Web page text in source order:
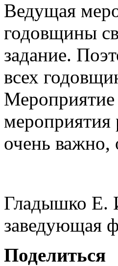
Ведущая
годовщины
задание.
всех
Мероприятие
мероприятия
очень важно,
Гладышко Е.
заведующая
Поделиться